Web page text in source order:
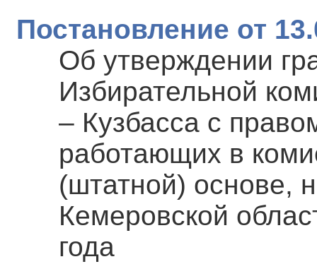
Постановление от
Об утверждении
Избирательной
– Кузбасса с
работающих в
(штатной) основе,
Кемеровской
года